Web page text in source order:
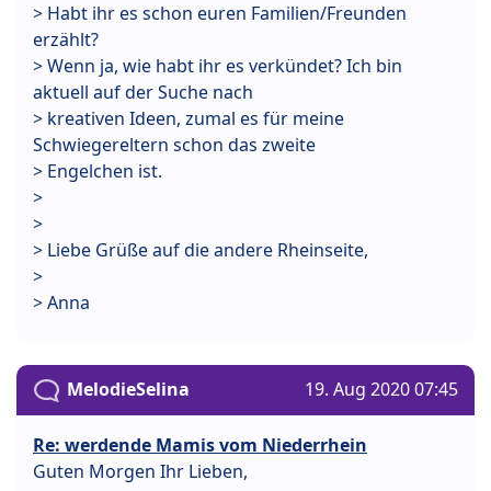
> Habt ihr es schon euren Familien/Freunden
erzählt?
> Wenn ja, wie habt ihr es verkündet? Ich bin
aktuell auf der Suche nach
> kreativen Ideen, zumal es für meine
Schwiegereltern schon das zweite
> Engelchen ist.
>
>
> Liebe Grüße auf die andere Rheinseite,
>
> Anna
MelodieSelina 19. Aug 2020 07:45
Re: werdende Mamis vom Niederrhein
Guten Morgen Ihr Lieben,